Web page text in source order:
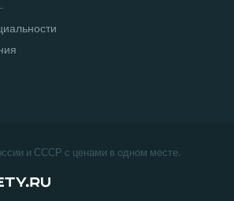
и СССР с ценами в одном месте.